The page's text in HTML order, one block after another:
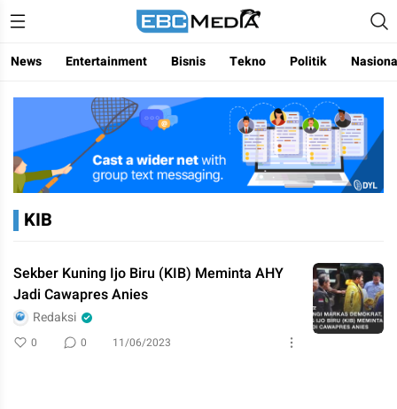
ebctvmedia
Menggapai Cakrawala Untuk Indonesia
News Entertainment Bisnis Tekno Politik
KIB
Sekber Kuning Ijo Biru (KIB) Meminta AHY
Jadi Cawapres Anies
Redaksi
0 0 11/06/2023